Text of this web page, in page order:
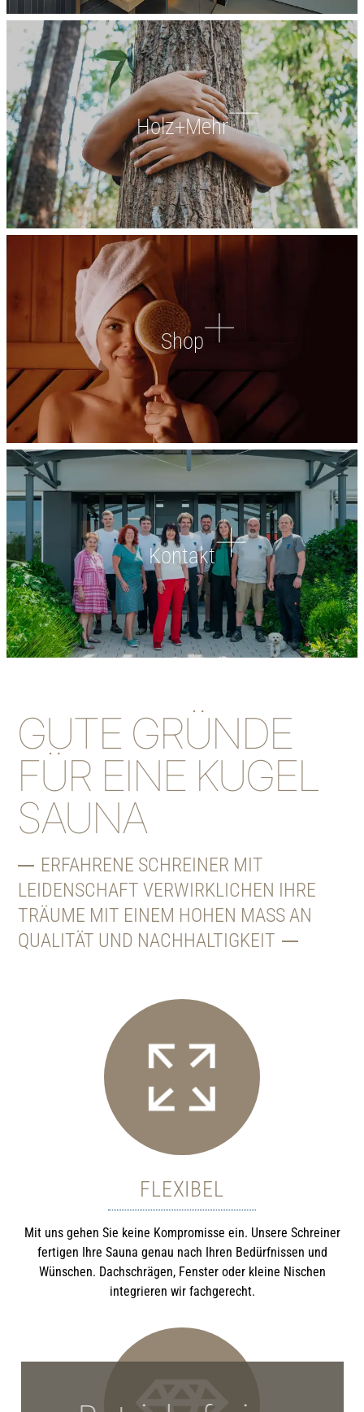
Holz+Mehr
Shop
Kontakt
GUTE GRÜNDE
FÜR EINE KUGEL
SAUNA
ERFAHRENE SCHREINER MIT
LEIDENSCHAFT VERWIRKLICHEN IHRE
TRÄUME MIT EINEM HOHEN MASS AN Q
UALITÄT UND NACHHALTIGKEIT
FLEXIBEL
Mit uns gehen Sie keine Kompromisse ein. Unsere Schreiner
fertigen Ihre Sauna genau nach Ihren Bedürfnissen und
Wünschen. Dachschrägen, Fenster oder kleine Nischen
integrieren wir fachgerecht.